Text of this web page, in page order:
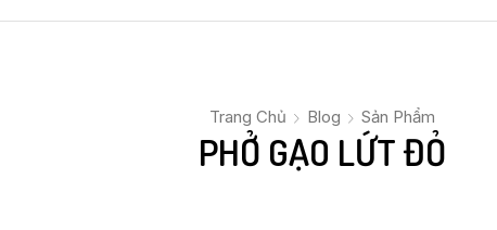
Trang Chủ Blog Sản Phẩm
PHỞ GẠO LỨT ĐỎ